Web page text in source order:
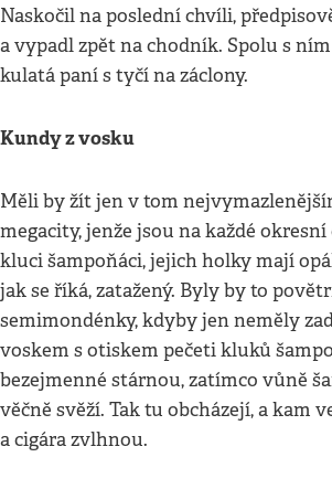
Naskočil na poslední chvíli,
a vypadl zpět na chodník. Spolu s
kulatá paní s tyčí na záclony.
Kundy z vosku
Měli by žít jen v tom
megacity, jenže jsou na každé
kluci šampoňáci, jejich holky mají
jak se říká, zatažený. Byly by to
semimondénky, kdyby jen neměly
voskem s otiskem pečeti kluků
bezejmenné stárnou, zatímco vůně
věčně svěží. Tak tu obcházejí, a kam
a cigára zvlhnou.